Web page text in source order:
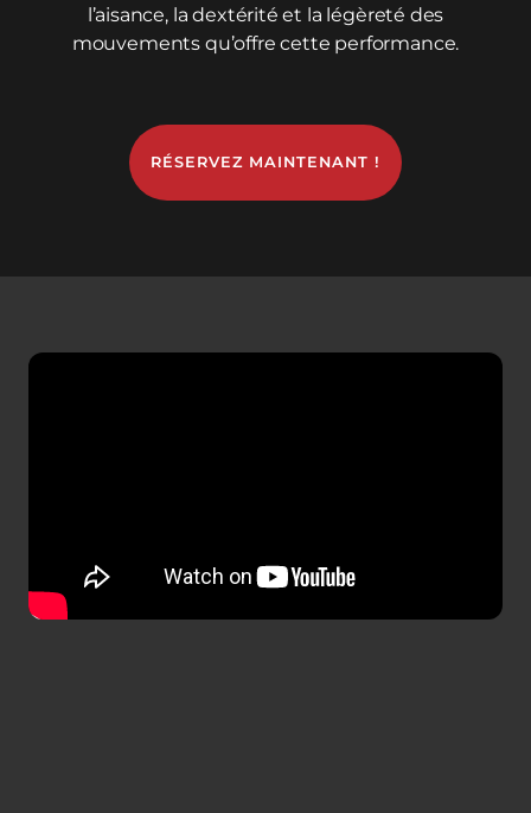
l’aisance, la dextérité et la légèreté des
mouvements qu’offre cette performance.
RÉSERVEZ MAINTENANT !